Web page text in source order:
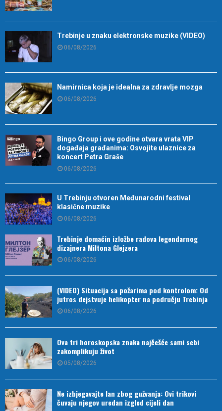
Trebinje u znaku elektronske muzike (VIDEO)
06/08/2026
Namirnica koja je idealna za zdravlje mozga
06/08/2026
Bingo Group i ove godine otvara vrata VIP
događaja građanima: Osvojite ulaznice za
koncert Petra Graše
06/08/2026
U Trebinju otvoren Međunarodni festival
klasične muzike
06/08/2026
Trebinje domaćin izložbe radova legendarnog
dizajnera Miltona Glejzera
06/08/2026
(VIDEO) Situacija sa požarima pod kontrolom: Od
jutros dejstvuje helikopter na području Trebinja
06/08/2026
Ova tri horoskopska znaka najčešće sami sebi
zakomplikuju život
05/08/2026
Ne izbjegavajte lan zbog gužvanja: Ovi trikovi
čuvaju njegov uredan izgled cijeli dan